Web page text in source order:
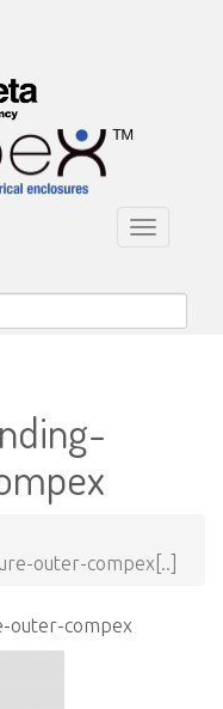
Toggle
outer-compex[..]